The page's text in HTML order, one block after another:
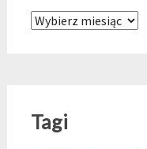
Z Archiwum SzB
Tagi